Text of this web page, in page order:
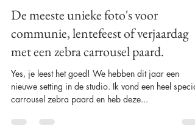
Alison Becu
22 mrt 2024
1 minuten om te lezen
De meeste unieke foto's voor
communie, lentefeest of verjaardag
met een zebra carrousel paard.